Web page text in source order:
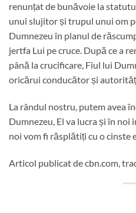
renunțat de bunăvoie la
unui slujitor și trupul unui om
Dumnezeu în planul de
jertfa Lui pe cruce. După ce a
până la crucificare, Fiul lui
oricărui conducător și
La rândul nostru, putem avea
Dumnezeu, El va lucra și în
noi vom fi răsplătiți cu o cinste
Articol publicat de cbn.com,